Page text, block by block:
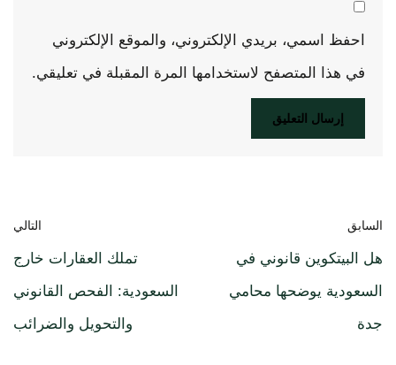
احفظ اسمي، بريدي الإلكتروني، والموقع الإلكتروني
في هذا المتصفح لاستخدامها المرة المقبلة في تعليقي.
السابق
هل البيتكوين قانوني في
السعودية يوضحها محامي
جدة
التالي
تملك العقارات خارج
السعودية: الفحص القانوني
والتحويل والضرائب